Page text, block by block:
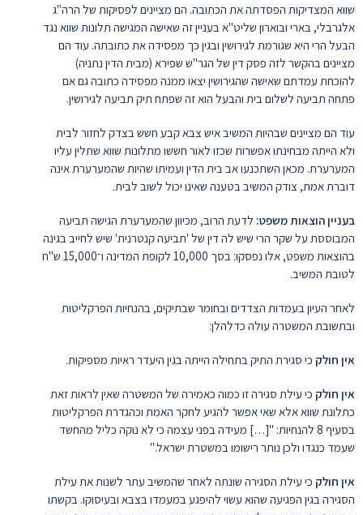
שווא המצדיקות הפסדתה את הכתובה. הם מציינים לפסיקות של הרה"ג
אלגרבלי, בארי ובוארון שליט"א בעניין זה שאישה המגישה תלונות שווא נגד
הבעל הרי היא שגורמת לגירושין ובגין כך מפסידה את כתובתה. עוד הם
מציינים בהקשר לזה פסק דין של הגר"ש שפירא (מבית הדין נתניה)
להוכחת עמדתם שאישה שהגירושין יצאו ממנה מפסידה כתובה גם אם
פתחה תביעה לשלום בית והבעל הוא זה שפתח תיק תביעה לגירושין.
עוד הם מציינים שבהיות המשיב איש צבא קבע חשש בצדק לחזור לבית
ולא הייתה מבחינתו אפשרות שכזו לאור חששו מתלונות שווא שתלין עליו
המערערת. מכאן השתכנעו אב בית הדין ועמיתו שהיות שהמערערת אינה
דוברת אמת, צודק המשיב בטענה שאינו יכול לשוב לבית.
בעניין הוצאות משפט: לדעת הרוב, מכיוון שהמערערת הגישה תביעה
המבוססת על שקר הרי שיש לה דין של 'תביעה קנטרנית' שיש לחייב בגינה
בהוצאות משפט, אלו נפסקו: בסך 10,000 לקופת המדינה ו־15,000 ש"ח
לטובת המשיב.
לאחר העיון בעמדות הצדדים ובחומר שבתיקים, בהנחיות הפרקליטות
ובתשובת המשטרה עולה כדלהלן:
אין חולק כי סגירת התיק בתחילה הייתה בגין היעדר ראיות מספיקות.
אין חולק כי עילת סגירה זו כמוה כאמירה של המשטרה שאין לראות זאת
כתלונת שווא אלא שאי אפשר להגיע לחקר האמת וכהגדרת הפרקליטות
בסעיף 8 להנחיות: "[…] מעידה בפני עצמה כי לא נוקה כליל מהחשד
שעמד כנגדו ולכן נותר רישומו במשטרת ישראל."
אין חולק כי עילת הסגירה שונתה לאחר שהמשיב עתר לשנות את עילת
הסגירה בגין הפגיעה שהוא עשוי להיפגע במעמדו בצבא ובעיסוקו. בקשתו